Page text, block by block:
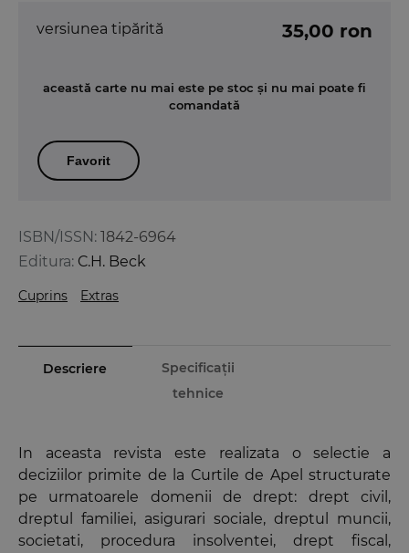
ISBN/ISSN: 1842-6964
Editura: C.H. Beck
Cuprins Extras
versiunea tipărită 35,00 ron
această carte nu mai este pe stoc și nu mai poate fi
comandată
Favorit
Descriere
Specificații
tehnice
In aceasta revista este realizata o selectie a
deciziilor primite de la Curtile de Apel structurate
pe urmatoarele domenii de drept: drept civil,
dreptul familiei, asigurari sociale, dreptul muncii,
societati, procedura insolventei, drept fiscal,